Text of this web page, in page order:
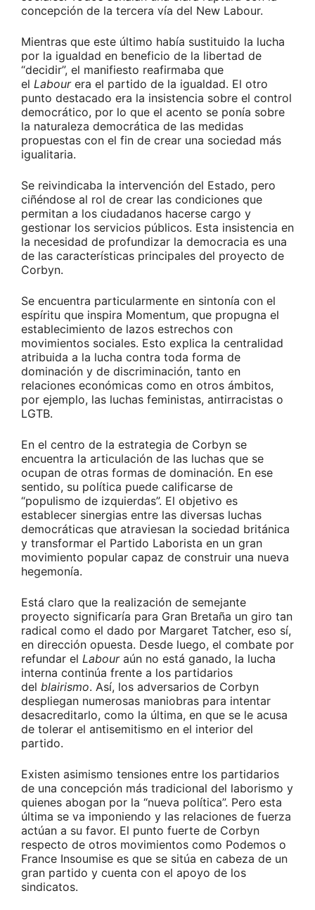
concepción de la tercera vía del New Labour.
Mientras que este último había sustituido la lucha
por la igualdad en beneficio de la libertad de
“decidir”, el manifiesto reafirmaba que
el Labour era el partido de la igualdad. El otro
punto destacado era la insistencia sobre el control
democrático, por lo que el acento se ponía sobre
la naturaleza democrática de las medidas
propuestas con el fin de crear una sociedad más
igualitaria.
Se reivindicaba la intervención del Estado, pero
ciñéndose al rol de crear las condiciones que
permitan a los ciudadanos hacerse cargo y
gestionar los servicios públicos. Esta insistencia en
la necesidad de profundizar la democracia es una
de las características principales del proyecto de
Corbyn.
Se encuentra particularmente en sintonía con el
espíritu que inspira Momentum, que propugna el
establecimiento de lazos estrechos con
movimientos sociales. Esto explica la centralidad
atribuida a la lucha contra toda forma de
dominación y de discriminación, tanto en
relaciones económicas como en otros ámbitos,
por ejemplo, las luchas feministas, antirracistas o
LGTB.
En el centro de la estrategia de Corbyn se
encuentra la articulación de las luchas que se
ocupan de otras formas de dominación. En ese
sentido, su política puede calificarse de
“populismo de izquierdas”. El objetivo es
establecer sinergias entre las diversas luchas
democráticas que atraviesan la sociedad británica
y transformar el Partido Laborista en un gran
movimiento popular capaz de construir una nueva
hegemonía.
Está claro que la realización de semejante
proyecto significaría para Gran Bretaña un giro tan
radical como el dado por Margaret Tatcher, eso sí,
en dirección opuesta. Desde luego, el combate por
refundar el Labouraún no está ganado, la lucha
interna continúa frente a los partidarios
del blairismo. Así, los adversarios de Corbyn
despliegan numerosas maniobras para intentar
desacreditarlo, como la última, en que se le acusa
de tolerar el antisemitismo en el interior del
partido.
Existen asimismo tensiones entre los partidarios
de una concepción más tradicional del laborismo y
quienes abogan por la “nueva política”. Pero esta
última se va imponiendo y las relaciones de fuerza
actúan a su favor. El punto fuerte de Corbyn
respecto de otros movimientos como Podemos o
France Insoumise es que se sitúa en cabeza de un
gran partido y cuenta con el apoyo de los
sindicatos.